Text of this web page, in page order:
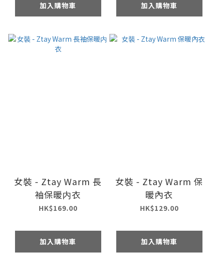
加入購物車 加入購物車
女裝 - Ztay Warm 長
袖保暖内衣
HK$169.00
加入購物車
女裝 - Ztay Warm 保
暖內衣
HK$129.00
加入購物車